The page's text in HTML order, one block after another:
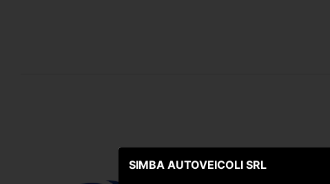
SIMBA AUTOVEICOLI SRL